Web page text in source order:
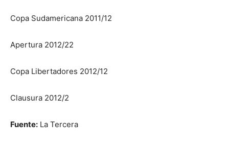
Copa Sudamericana 2011/12
Apertura 2012/22
Copa Libertadores 2012/12
Clausura 2012/2
Fuente: La Tercera